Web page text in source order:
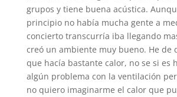
grupos y tiene buena acústica.
principio no había mucha gente a
concierto transcurría iba llegando
creó un ambiente muy bueno. He de
que hacía bastante calor, no se si es
algún problema con la ventilación
no quiero imaginarme el calor que